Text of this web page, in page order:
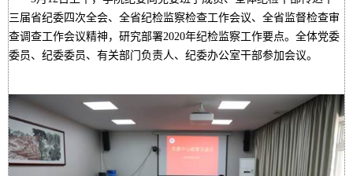
三届省纪委四次全会、全省纪检监察检查工作会议、全省监督检查审
查调查工作会议精神，研究部署2020年纪检监察工作要点。全体党委
委员、纪委委员、有关部门负责人、纪委办公室干部参加会议。